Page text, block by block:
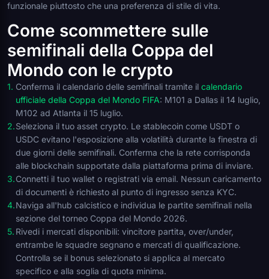
funzionale piuttosto che una preferenza di stile di vita.
Come scommettere sulle
semifinali della Coppa del
Mondo con le crypto
Conferma il calendario delle semifinali tramite il calendario
ufficiale della Coppa del Mondo FIFA: M101 a Dallas il 14 luglio,
M102 ad Atlanta il 15 luglio.
Seleziona il tuo asset crypto. Le stablecoin come USDT o
USDC evitano l'esposizione alla volatilità durante la finestra di
due giorni delle semifinali. Conferma che la rete corrisponda
alle blockchain supportate dalla piattaforma prima di inviare.
Connetti il tuo wallet o registrati via email. Nessun caricamento
di documenti è richiesto al punto di ingresso senza KYC.
Naviga all'hub calcistico e individua le partite semifinali nella
sezione del torneo Coppa del Mondo 2026.
Rivedi i mercati disponibili: vincitore partita, over/under,
entrambe le squadre segnano e mercati di qualificazione.
Controlla se il bonus selezionato si applica al mercato
specifico e alla soglia di quota minima.